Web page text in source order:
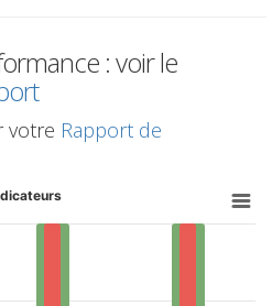
: voir le
votre Rapport de